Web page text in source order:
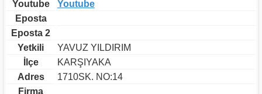
Youtube
Youtube
Eposta
Eposta 2
Yetkili
YAVUZ YILDIRIM
İlçe
KARŞIYAKA
Adres
1710SK. NO:14
Firma